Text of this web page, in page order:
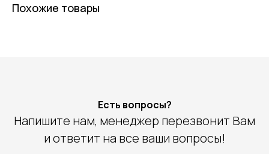
Похожие товары
Есть вопросы?
Напишите нам, менеджер перезвонит Вам
и ответит на все ваши вопросы!